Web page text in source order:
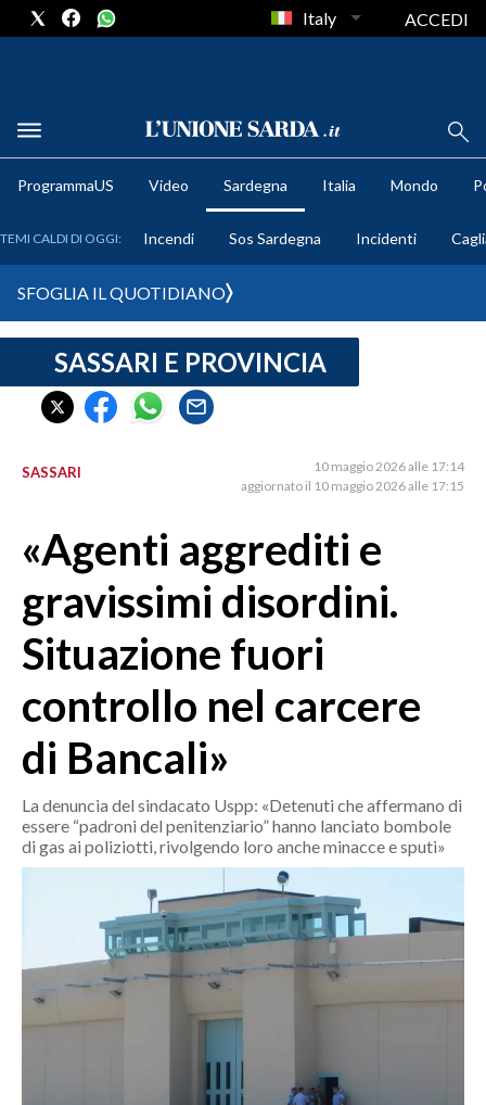
METEO
CRONACA SARDEGNA
CAGLIARI
SULCIS IGLESIENTE
SASSARI E PROVINCIA
GALLURA
NUORO E PROVINCIA
OGLIASTRA
CRONACA
ITALIA
MONDO
SERVIZI ALLE IMPRESE
LAVORO
Italy ACCEDI
ProgrammaUS Video Sardegna Italia Mondo
TEMI CALDI DI OGGI: Incendi Sos Sardegna Incidenti
SFOGLIA IL QUOTIDIANO
SASSARI E PROVINCIA
SASSARI
10 maggio 2026 alle 17:14
aggiornato il 10 maggio 2026 alle 17:15
«Agenti aggrediti e
gravissimi disordini.
Situazione fuori
controllo nel carcere
di Bancali»
La denuncia del sindacato Uspp: «Detenuti che affermano di
essere “padroni del penitenziario” hanno lanciato bombole
di gas ai poliziotti, rivolgendo loro anche minacce e sputi»